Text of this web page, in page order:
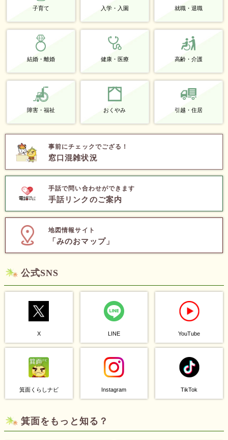
子育て 入学・入園 就職・退職
結婚・離婚 健康・医療 高齢・介護
障害・福祉 おくやみ 引越・住居
事前にチェックでござる！
窓口混雑状況
手話で問い合わせができます
手話リンクのご案内
地図情報サイト
「みのおマップ」
公式SNS
X LINE YouTube
箕面くらしナビ Instagram TikTok
箕面をもっと知る？